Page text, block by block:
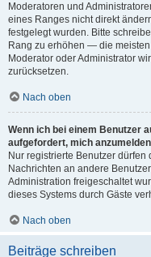
Moderatoren und
eines Ranges nicht direkt
festgelegt wurden. Bitte
Rang zu erhöhen — die
Moderator oder Administrator
zurücksetzen.
Nach oben
Wenn ich bei einem Benutzer
aufgefordert, mich
Nur registrierte Benutzer
Nachrichten an andere
Administration freigeschaltet
dieses Systems durch Gäste
Nach oben
Beiträge schreiben